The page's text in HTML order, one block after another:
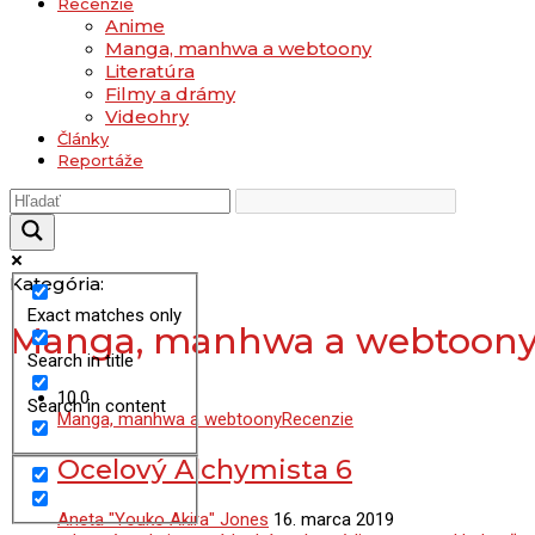
Anime
Manga, manhwa a webtoony
Literatúra
Filmy a drámy
Videohry
Články
Reportáže
Exact matches only
Search in title
Search in content
Kategória:
Manga, manhwa a
10.0
Manga, manhwa a webtoonyRecenzie
Ocelový Alchymista 6
Aneta "Youko Akira" Jones 16. marca 2019